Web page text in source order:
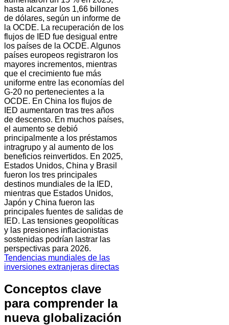
hasta alcanzar los 1,66 billones
de dólares, según un informe de
la OCDE. La recuperación de los
flujos de IED fue desigual entre
los países de la OCDE. Algunos
países europeos registraron los
mayores incrementos, mientras
que el crecimiento fue más
uniforme entre las economías del
G-20 no pertenecientes a la
OCDE. En China los flujos de
IED aumentaron tras tres años
de descenso. En muchos países,
el aumento se debió
principalmente a los préstamos
intragrupo y al aumento de los
beneficios reinvertidos. En 2025,
Estados Unidos, China y Brasil
fueron los tres principales
destinos mundiales de la IED,
mientras que Estados Unidos,
Japón y China fueron las
principales fuentes de salidas de
IED. Las tensiones geopolíticas
y las presiones inflacionistas
sostenidas podrían lastrar las
perspectivas para 2026.
Tendencias mundiales de las
inversiones extranjeras directas
Conceptos clave
para comprender la
nueva globalización